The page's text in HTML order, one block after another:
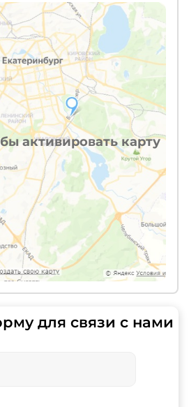
активировать карту
для связи с нами